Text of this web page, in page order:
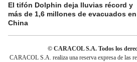
El tifón Dolphin deja lluvias récord y
más de 1,6 millones de evacuados en
China
© CARACOL S.A. Todos los
CARACOL S.A. realiza una reserva expresa de las